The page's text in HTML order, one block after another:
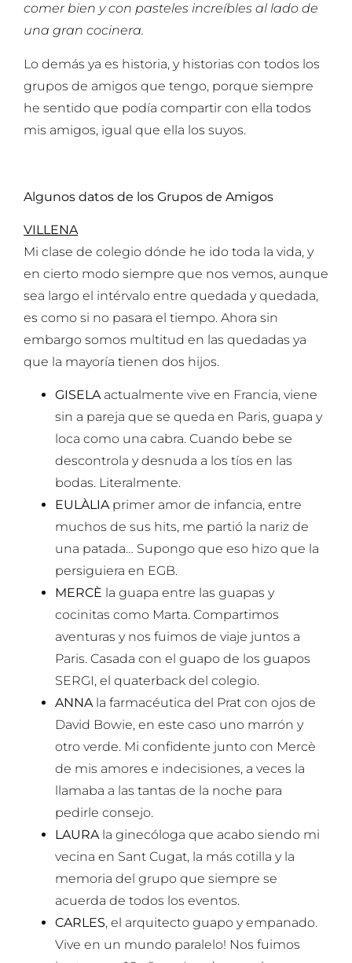
comer bien y con pasteles increíbles al lado de
una gran cocinera.
Lo demás ya es historia, y historias con todos los
grupos de amigos que tengo, porque siempre
he sentido que podía compartir con ella todos
mis amigos, igual que ella los suyos.
Algunos datos de los Grupos de Amigos
VILLENA
Mi clase de colegio dónde he ido toda la vida, y
en cierto modo siempre que nos vemos, aunque
sea largo el intérvalo entre quedada y quedada,
es como si no pasara el tiempo. Ahora sin
embargo somos multitud en las quedadas ya
que la mayoría tienen dos hijos.
GISELAactualmente vive en Francia, viene
sin a pareja que se queda en Paris, guapa y
loca como una cabra. Cuando bebe se
descontrola y desnuda a los tíos en las
bodas. Literalmente.
EULÀLIAprimer amor de infancia, entre
muchos de sus hits, me partió la nariz de
una patada… Supongo que eso hizo que la
persiguiera en EGB.
MERCÈ la guapa entre las guapas y
cocinitas como Marta. Compartimos
aventuras y nos fuimos de viaje juntos a
Paris. Casada con el guapo de los guapos
SERGI, el quaterback del colegio.
ANNAla farmacéutica del Prat con ojos de
David Bowie, en este caso uno marrón y
otro verde. Mi confidente junto con Mercè
de mis amores e indecisiones, a veces la
llamaba a las tantas de la noche para
pedirle consejo.
LAURAla ginecóloga que acabo siendo mi
vecina en Sant Cugat, la más cotilla y la
memoria del grupo que siempre se
acuerda de todos los eventos.
CARLES, el arquitecto guapo y empanado.
Vive en un mundo paralelo! Nos fuimos